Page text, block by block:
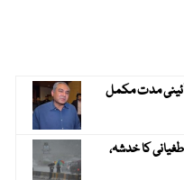
آئینی مدت مکمل
طغیانی کا خدشہ،